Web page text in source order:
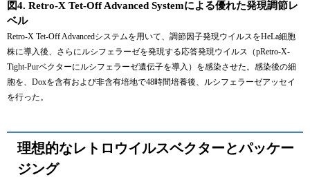
図4. Retro-X Tet-Off Advanced Systemによる優れた発現調節レ
ベル
Retro-X Tet-Off Advancedシステムを用いて、調節因子発現ウイルスをHeLa細胞
株に導入後、さらにルシフェラーゼを発現する応答発現ウイルス（pRetro-X-
Tight-Purベクターにルシフェラーゼ遺伝子を導入）を感染させた。感染後の細
胞を、Doxを含有および非含有培地で48時間培養後、ルシフェラーゼアッセイ
を行った。
理想的なレトロウイルスベクターとパッケー
ジング